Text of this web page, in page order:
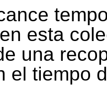
esta
una
el tiempo